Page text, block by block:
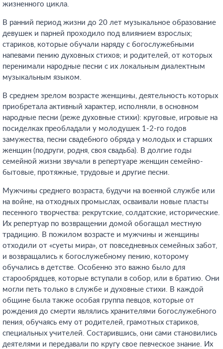
жизненного цикла.
В ранний период жизни до 20 лет музыкальное образование
девушек и парней проходило под влиянием взрослых;
стариков, которые обучали наряду с богослужебными
напевами пению духовных стихов; и родителей, от которых
перенимали народные песни с их локальным диалектным
музыкальным языком.
В среднем зрелом возрасте женщины, деятельность которых
приобретала активный характер, исполняли, в основном
народные песни (реже духовные стихи): круговые, игровые на
посиделках преобладали у молодушек 1-2-го годов
замужества, песни свадебного обряда у молодых и старших
женщин (подруги, родня, своя свадьба). В долгие годы
семейной жизни звучали в репертуаре женщин семейно-
бытовые, протяжные, трудовые и другие песни.
Мужчины среднего возраста, будучи на военной службе или
на войне, на отходных промыслах, осваивали новые пласты
песенного творчества: рекрутские, солдатские, исторические.
Их репертуар по возвращении домой обогащал местную
традицию. В пожилом возрасте и мужчины и женщины
отходили от «суеты мира», от повседневных семейных забот,
и возвращались к богослужебному пению, которому
обучались в детстве. Особенно это важно было для
старообрядцев, которые вступали в собор, или в братию. Они
могли петь только в службе и духовные стихи. В каждой
общине была также особая группа певцов, которые от
рождения до смерти являлись хранителями богослужебного
пения, обучаясь ему от родителей, грамотных стариков,
специальных учителей. Состарившись, они сами становились
деятелями и передавали по кругу свое певческое знание. Их